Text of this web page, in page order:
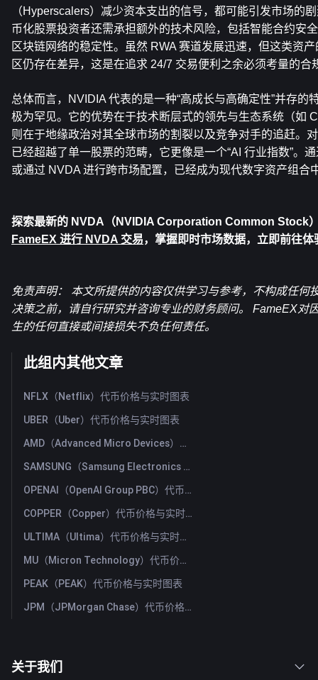
（Hyperscalers）减少资本支出的信号，都可能引发市场的
币化股票投资者还需承担额外的技术风险，包括智能合约安
区块链网络的稳定性。虽然 RWA 赛道发展迅速，但这类资
区仍存在差异，这是在追求 24/7 交易便利之余必须考量的合
总体而言，NVIDIA 代表的是一种“高成长与高确定性”并存的
极​​为罕见。它的优势在于技术断层式的领先与生态系统（如
则在于地缘政治对其全球市场的割裂以及竞争对手的追赶。
已经超越了单一股票的范畴，它更像是一个“AI 行业指数”。
或通过 NVDA 进行跨市场配置，已经成为现代数字资产组合
探索最新的 NVDA（NVIDIA Corporation Common Stock
FameEX 进行 NVDA 交易，掌握即时市场数据，立即前往
免责声明： 本文所提供的内容仅供学习与参考，不构成任何
决策之前，请自行研究并咨询专业的财务顾问。 FameEX对
生的任何直接或间接损失不负任何责任。
此组内其他文章
NFLX（Netflix）代币价格与实时图表
UBER（Uber）代币价格与实时图表
AMD（Advanced Micro Devices）代币价格与实时图表
SAMSUNG（Samsung Electronics Co., Ltd）代币价格与实时图表
OPENAI（OpenAI Group PBC）代币价格与实时图表
COPPER（Copper）代币价格与实时图表
ULTIMA（Ultima）代币价格与实时图表
MU（Micron Technology）代币价格与实时图表
PEAK（PEAK）代币价格与实时图表
JPM（JPMorgan Chase）代币价格与实时图表
关于我们